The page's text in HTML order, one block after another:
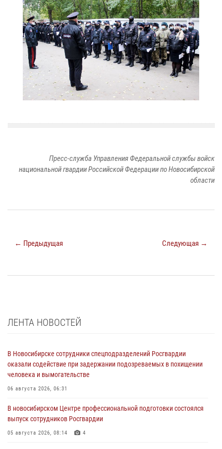
Пресс-служба Управления Федеральной службы войск
национальной гвардии Российской Федерации по Новосибирской
области
← Предыдущая Следующая →
ЛЕНТА НОВОСТЕЙ
В Новосибирске сотрудники спецподразделений Росгвардии
оказали содействие при задержании подозреваемых в похищении
человека и вымогательстве
06 августа 2026, 06:31
В новосибирском Центре профессиональной подготовки состоялся
выпуск сотрудников Росгвардии
05 августа 2026, 08:14 4